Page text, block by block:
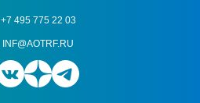
+7 495 775 22 03
INF@AOTRF.RU